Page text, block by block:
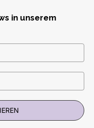
in unserem